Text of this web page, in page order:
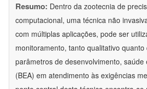
Resumo: Dentro da zootecnia de
computacional, uma técnica não
com múltiplas aplicações, pode ser
monitoramento, tanto qualitativo
parâmetros de desenvolvimento, saúde
(BEA) em atendimento às exigências